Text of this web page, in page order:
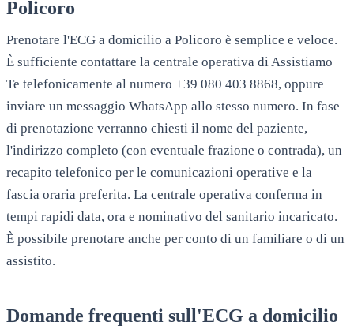
Policoro
Prenotare l'ECG a domicilio a Policoro è semplice e veloce.
È sufficiente contattare la centrale operativa di Assistiamo
Te telefonicamente al numero +39 080 403 8868, oppure
inviare un messaggio WhatsApp allo stesso numero. In fase
di prenotazione verranno chiesti il nome del paziente,
l'indirizzo completo (con eventuale frazione o contrada), un
recapito telefonico per le comunicazioni operative e la
fascia oraria preferita. La centrale operativa conferma in
tempi rapidi data, ora e nominativo del sanitario incaricato.
È possibile prenotare anche per conto di un familiare o di un
assistito.
Domande frequenti sull'ECG a domicilio